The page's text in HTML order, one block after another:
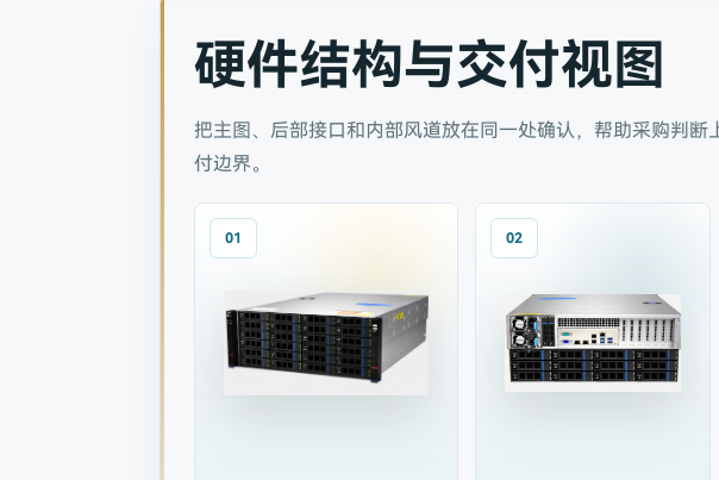
硬件结构与交付视图
把主图、后部接口和内部风道放在同一处确认，帮助采购判断
付边界。
01 02